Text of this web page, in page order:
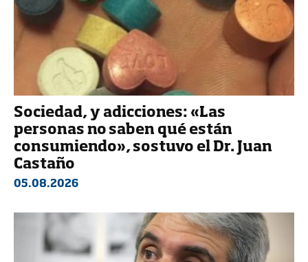
Sociedad, y adicciones: «Las
personas no saben qué están
consumiendo», sostuvo el Dr. Juan
Castaño
05.08.2026